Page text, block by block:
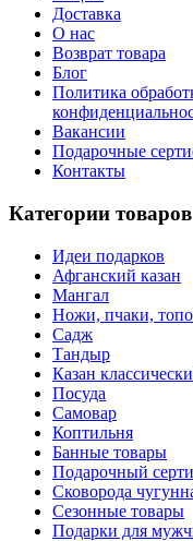
Доставка
О нас
Возврат товара
Блог
Политика
Вакансии
Подарочные
Контакты
Категории товаров
Идеи подарков
Афганский казан
Мангал
Ножи, пчаки,
Садж
Тандыр
Казан
Посуда
Самовар
Коптильня
Банные товары
Подарочный
Сковорода
Сезонные товары
Подарки для